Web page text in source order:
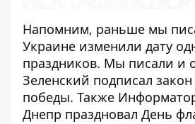
Напомним, раньше мы
Украине изменили дату
праздников. Мы писали и
Зеленский подписал
победы. Также
Днепр праздновал День